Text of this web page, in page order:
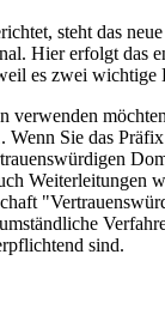
steht das
Hier erfolgt das
es zwei
verwenden
. Wenn Sie das
Weiterleitungen
sind.